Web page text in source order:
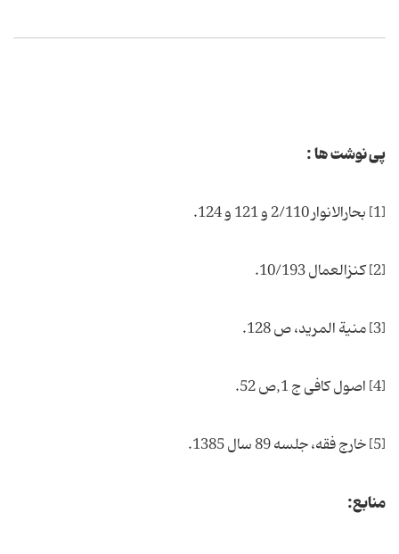
پی نوشت ها :
[1] بحارالانوار 2/110 و 121 و 124.
[2] كنزالعمال 10/193.
[3] منیة المرید، ص 128.
[4] اصول كافى ج 1,ص 52.
[5] خارج فقه، جلسه 89 سال 1385.
منابع: